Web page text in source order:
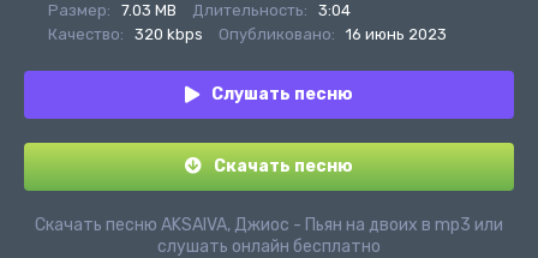
Размер: 7.03 MB Длительность:
3:04
Качество:
320 kbps Опубликовано: 16 июнь 2023
Слушать песню
Скачать песню
Скачать песню AKSAIVA, Джиос - Пьян на двоих в mp3 или
слушать онлайн бесплатно